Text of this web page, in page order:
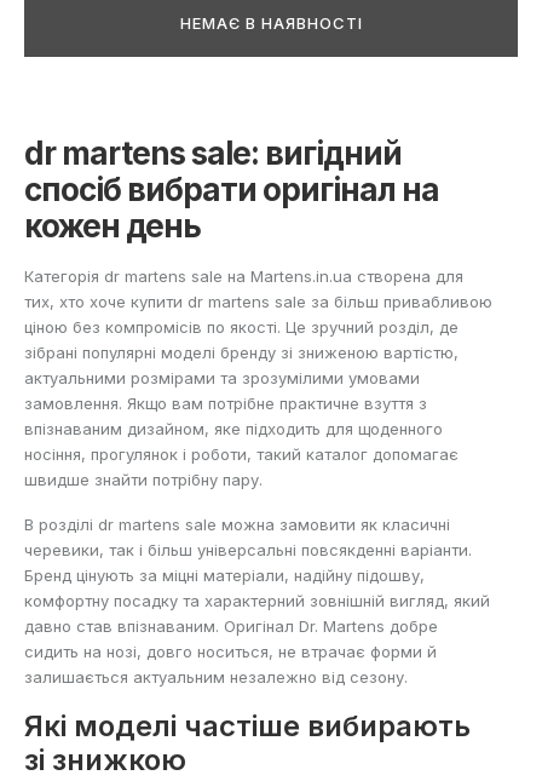
НЕМАЄ В НАЯВНОСТІ
dr martens sale: вигідний
спосіб вибрати оригінал на
кожен день
Категорія dr martens sale на Martens.in.ua створена для
тих, хто хоче купити dr martens sale за більш привабливою
ціною без компромісів по якості. Це зручний розділ, де
зібрані популярні моделі бренду зі зниженою вартістю,
актуальними розмірами та зрозумілими умовами
замовлення. Якщо вам потрібне практичне взуття з
впізнаваним дизайном, яке підходить для щоденного
носіння, прогулянок і роботи, такий каталог допомагає
швидше знайти потрібну пару.
В розділі dr martens sale можна замовити як класичні
черевики, так і більш універсальні повсякденні варіанти.
Бренд цінують за міцні матеріали, надійну підошву,
комфортну посадку та характерний зовнішній вигляд, який
давно став впізнаваним. Оригінал Dr. Martens добре
сидить на нозі, довго носиться, не втрачає форми й
залишається актуальним незалежно від сезону.
Які моделі частіше вибирають
зі знижкою